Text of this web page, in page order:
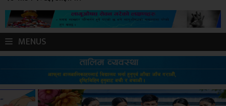
MENUS